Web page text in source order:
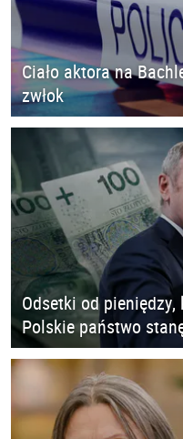
Ciało aktora na
zwłok
Odsetki od
Polskie państwo